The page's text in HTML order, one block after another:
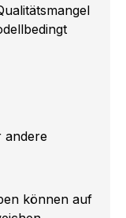
andere
können auf